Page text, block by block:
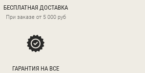
БЕСПЛАТНАЯ ДОСТАВКА
При заказе от 5 000 руб
ГАРАНТИЯ НА ВСЕ